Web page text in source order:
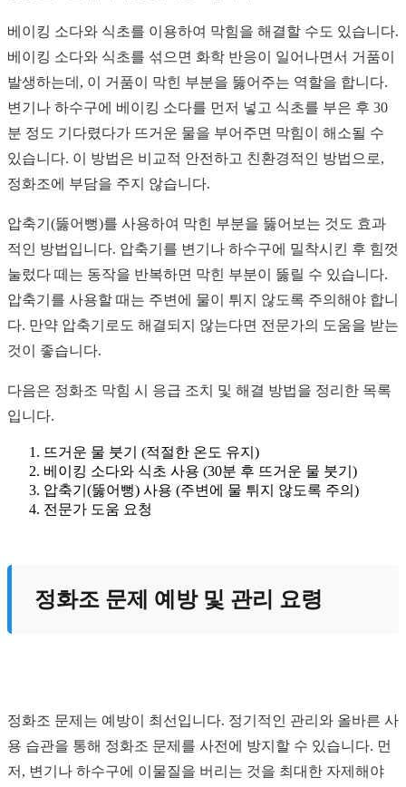
베이킹 소다와 식초를 이용하여 막힘을 해결할 수도 있습니다.
베이킹 소다와 식초를 섞으면 화학 반응이 일어나면서 거품이
발생하는데, 이 거품이 막힌 부분을 뚫어주는 역할을 합니다.
변기나 하수구에 베이킹 소다를 먼저 넣고 식초를 부은 후 30
분 정도 기다렸다가 뜨거운 물을 부어주면 막힘이 해소될 수
있습니다. 이 방법은 비교적 안전하고 친환경적인 방법으로,
정화조에 부담을 주지 않습니다.
압축기(뚫어뻥)를 사용하여 막힌 부분을 뚫어보는 것도 효과
적인 방법입니다. 압축기를 변기나 하수구에 밀착시킨 후 힘껏
눌렀다 떼는 동작을 반복하면 막힌 부분이 뚫릴 수 있습니다.
압축기를 사용할 때는 주변에 물이 튀지 않도록 주의해야 합니
다. 만약 압축기로도 해결되지 않는다면 전문가의 도움을 받는
것이 좋습니다.
다음은 정화조 막힘 시 응급 조치 및 해결 방법을 정리한 목록
입니다.
뜨거운 물 붓기 (적절한 온도 유지)
베이킹 소다와 식초 사용 (30분 후 뜨거운 물 붓기)
압축기(뚫어뻥) 사용 (주변에 물 튀지 않도록 주의)
전문가 도움 요청
정화조 문제 예방 및 관리 요령
정화조 문제는 예방이 최선입니다. 정기적인 관리와 올바른 사
용 습관을 통해 정화조 문제를 사전에 방지할 수 있습니다. 먼
저, 변기나 하수구에 이물질을 버리는 것을 최대한 자제해야